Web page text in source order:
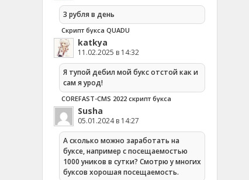
3 рубля в день
Скрипт букса QUADU
katkya
11.02.2025 в 14:32
Я тупой дебил мой букс отстой как и
сам я урод!
COREFAST-CMS 2022 скрипт букса
Susha
05.01.2024 в 14:27
А сколько можно заработать на
буксе, например с посещаемостью
1000 уников в сутки? Смотрю у многих
буксов хорошая посещаемость.